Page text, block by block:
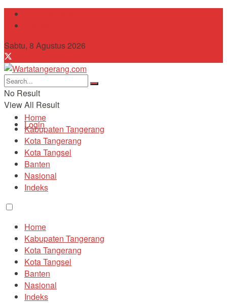
Sabtu, 8 Agustus 2026
No Result
View All Result
Login
Home
Kabupaten Tangerang
Kota Tangerang
Kota Tangsel
Banten
Nasional
Indeks
Home
Kabupaten Tangerang
Kota Tangerang
Kota Tangsel
Banten
Nasional
Indeks